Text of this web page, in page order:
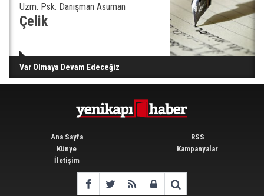
Uzm. Psk. Danışman Asuman
Çelik
Var Olmaya Devam Edeceğiz
Ana Sayfa
Künye
İletişim
RSS
Kampanyalar